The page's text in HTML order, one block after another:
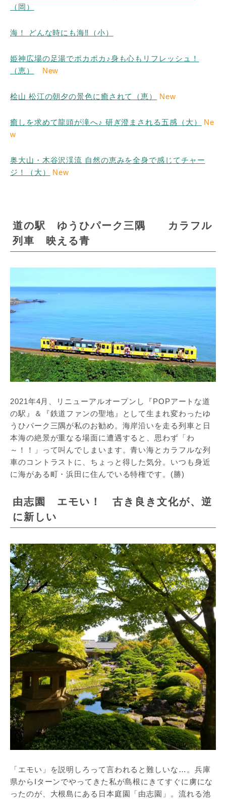
（岡）
海！ どんな時にも海‼（小）
姫神広場の足湯でポカポカ♪身も心もリフレッシュ！
（恵）
New
桧山 松江の朝夕の景色に癒されて（恵） New
癒しを求めて龍頭が滝へ♪ 研ぎ澄まされる五感（大）
Ne
w
奥大山・木谷沢渓流 自然の恵みを全身で感じてチャー
ジ！（大）
New
道の駅 ゆうひパーク三隅 カラフル
列車 映える青
2021年4月、リニューアルオープンし『POPアートな道
の駅』＆『鉄道ファンの聖地』として生まれ変わったゆ
うひパーク三隅が私のお勧め。海岸沿いを走る列車と日
本海の絶景が重なる場面に遭遇すると、思わず「わ
～！！」って叫んでしまいます。青い海とカラフルな列
車のコントラストに、ちょっと得した気分。いつも身近
に海がある町・浜田に住んでいる特権です。(勝)
由志園 エモい！ 古き良き文化が、逆
に新しい
「エモい」を説明しろって言われると難しいな…。兵庫
県からIターンでやってきた私が島根にきてすぐに虜にな
ったのが、大根島にある日本庭園「由志園」。流れる池